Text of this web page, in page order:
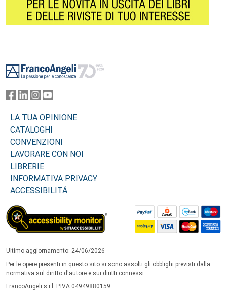
LA TUA OPINIONE
CATALOGHI
CONVENZIONI
LAVORARE CON NOI
LIBRERIE
INFORMATIVA PRIVACY
ACCESSIBILITÁ
Ultimo aggiornamento: 24/06/2026
Per le opere presenti in questo sito si sono assolti gli obblighi previsti dalla
normativa sul diritto d'autore e sui diritti connessi.
FrancoAngeli s.r.l. P.IVA 04949880159